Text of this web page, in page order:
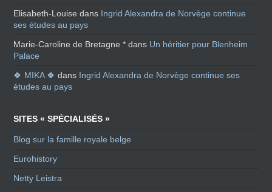
Elisabeth-Louise dans Ingrid Alexandra de Norvège continue
ses études au pays
Marie-Caroline de Bretagne * dans Un héritier pour Blenheim
Palace
🍀 MIKA 🍀 dans Ingrid Alexandra de Norvège continue ses
études au pays
SITES « SPÉCIALISÉS »
Blog sur la famille royale belge
Eurohistory
Netty Leistra